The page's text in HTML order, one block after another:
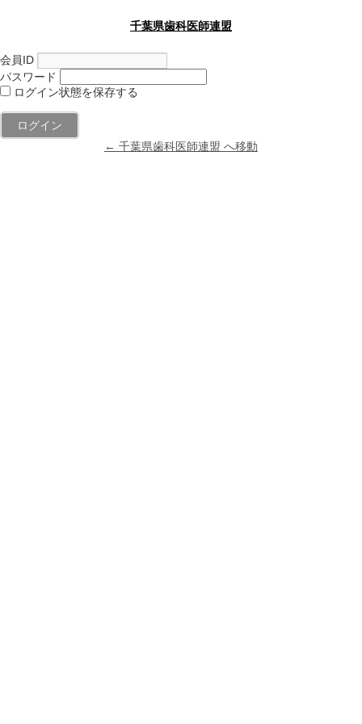
千葉県歯科医師連盟
会員ID
パスワード
ログイン状態を保存する
← 千葉県歯科医師連盟 へ移動